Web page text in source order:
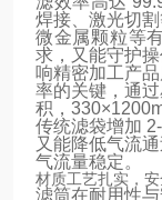
焊接、激光切
微金属颗粒等
求，又能守护
响精密加工产
率的关键，通
积，
传统滤袋增加
又能降低气流
气流量稳定。
材质工艺扎实，
滤筒在耐用性